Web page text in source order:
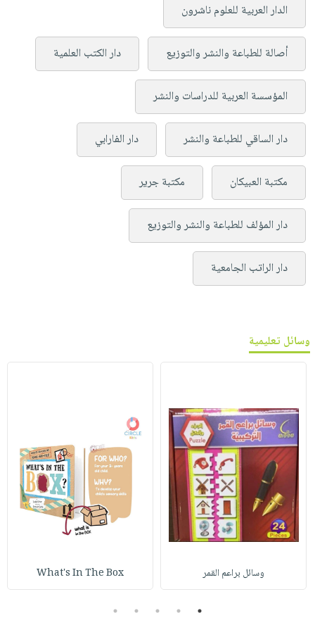
الدار العربية للعلوم ناشرون
أصالة للطباعة والنشر والتوزيع دار الكتب العلمية
المؤسسة العربية للدراسات والنشر
دار الساقي للطباعة والنشر دار الفارابي
مكتبة العبيكان مكتبة جرير
دار المؤلف للطباعة والنشر والتوزيع
دار الراتب الجامعية
وسائل تعليمية
وسائل براعم القمر What's In The Box
1
2
3
4
5